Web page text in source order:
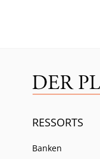
RESSORTS
Banken